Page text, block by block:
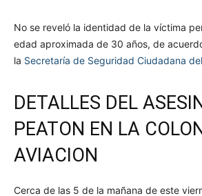
No se reveló la identidad de la víctima
edad aproximada de 30 años, de
la Secretaría de Seguridad Ciudadana
DETALLES DEL
PEATON EN LA
AVIACION
Cerca de las 5 de la mañana de este